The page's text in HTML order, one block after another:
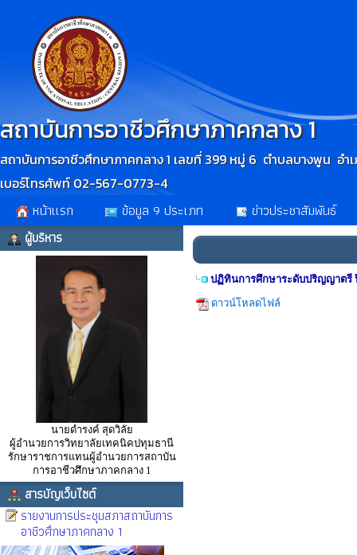
สถาบันการอาชีวศึกษาภาคกลาง 1
สถาบันการอาชีวศึกษาภาคกลาง 1 เลขที่ 399 หมู่ 6 ตำบลบางพูน อ
เบอร์โทรศัพท์ 02-567-0773-4
หน้าเเรก ข้อมูล 9 ประเภท ข่าวประชาสัมพันธ์
ผู้บริหาร
นายดำรงค์ สุดวิลัย
ผู้อำนวยการวิทยาลัยเทคนิคปทุมธานี
รักษาราชการแทนผู้อำนวยการสถาบัน
การอาชีวศึกษาภาคกลาง 1
สารบัญเว็บไซต์
รายงานการประชุมสภาสถาบันการ
อาชีวศึกษาภาคกลาง 1
ปฏิทินการศึกษาระดับปริญญาตรี
ดาวน์โหลดไฟล์